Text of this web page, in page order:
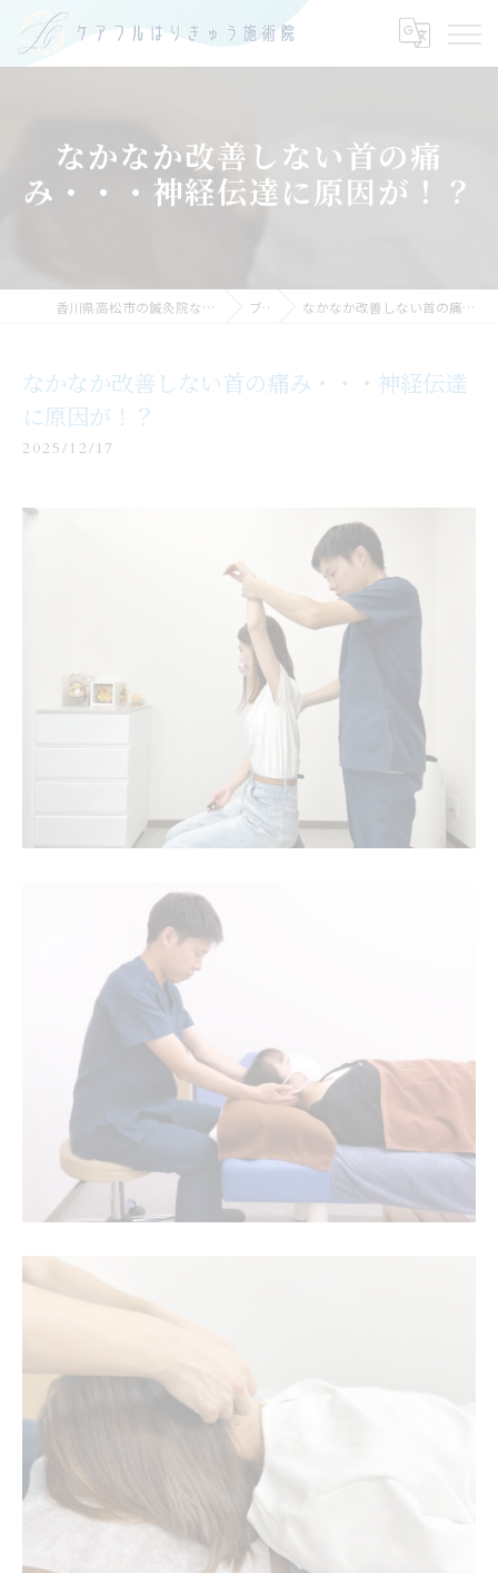
なかなか改善しない首の痛
み・・・神経伝達に原因が！？
香川県高松市の鍼灸院ならケアフルはりきゅう施術院 ブログ なかなか改善しない首の痛み・・・神経伝達に原因が！？
なかなか改善しない首の痛み・・・神経伝達
に原因が！？
2025/12/17